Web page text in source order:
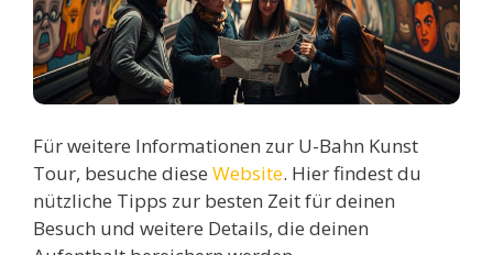
Für weitere Informationen zur U-Bahn Kunst
Tour, besuche diese Website. Hier findest du
nützliche Tipps zur besten Zeit für deinen
Besuch und weitere Details, die deinen